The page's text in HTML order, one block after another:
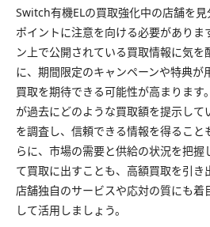
Switch有機ELの買取強化中の店舗を
ポイントに注意を向ける必要がありま
ン上で公開されている買取情報に気を
に、期間限定のキャンペーンや特典が
買取を期待できる可能性が高まります
が過去にどのような買取額を提示し
を調査し、信頼できる情報を得ること
らに、市場の需要と供給の状況を把握
て買取に出すことも、高額買取を引き
店舗独自のサービスや応対の質にも着
して活用しましょう。